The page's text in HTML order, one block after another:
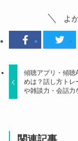
よ
傾聴アプリ・傾聴
めは？話し方トレ
や雑談力・会話力